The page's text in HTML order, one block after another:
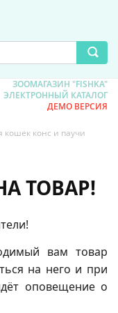
ЗООМАГАЗИН "FISHKA"
ЭЛЕКТРОННЫЙ КАТАЛОГ
ДЕМО ВЕРСИЯ
кошек конс и паучи
ТОВАР!
вам товар
на него и при
оповещение о